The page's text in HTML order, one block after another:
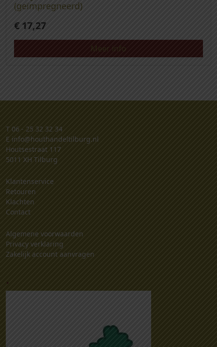
(geïmpregneerd)
€ 17,27
Meer info
T 06 - 25 32 32 34
E info@houthandeltilburg.nl
Houtsestraat 117
5011 XH Tilburg
Klantenservice
Retouren
Klachten
Contact
Algemene voorwaarden
Privacy verklaring
Zakelijk account aanvragen
.